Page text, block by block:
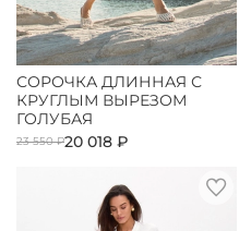
СОРОЧКА ДЛИННАЯ С
КРУГЛЫМ ВЫРЕЗОМ
ГОЛУБАЯ
23 550 ₽20 018 ₽